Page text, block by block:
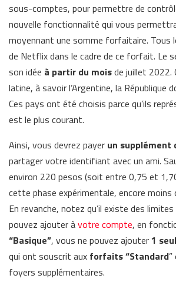
sous-comptes, pour permettre de
nouvelle fonctionnalité qui vous
moyennant une somme forfaitaire. Tous
de Netflix dans le cadre de ce forfait. Le
son idée à partir du moisde juillet 2022.
latine, à savoir l’Argentine, la République
Ces pays ont été choisis parce qu’ils
est le plus courant.
Ainsi, vous devrez payer un supplément
partager votre identifiant avec un ami.
environ 220 pesos (soit entre 0,75 et
cette phase expérimentale, encore moins
En revanche, notez qu’il existe des
pouvez ajouter àvotre compte, en
“Basique”, vous ne pouvez ajouter 1
qui ont souscrit aux forfaits “Standard
foyers supplémentaires.